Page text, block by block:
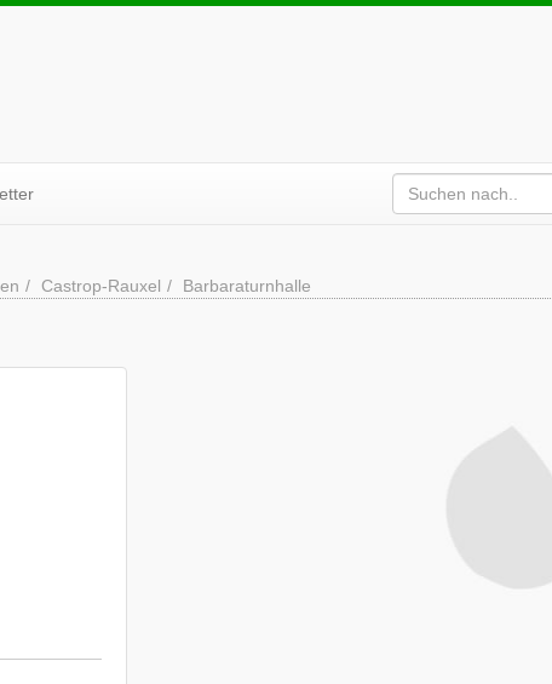
Castrop-Rauxel Barbaraturnhalle